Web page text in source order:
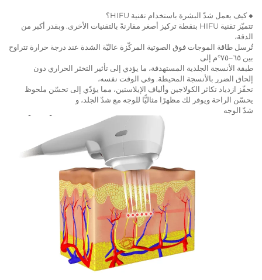
◆ كيف يعمل شدّ البشرة باستخدام تقنية HIFU؟
تتميّز تقنية HIFU بنقطة تركيز أصغر مقارنةً بالتقنيات الأخرى. وبقدر أكبر من
الدقة،
تُرسل طاقة الموجات فوق الصوتية المركّزة عاليّة الشدة عند درجة حرارة تتراوح
بين ٦٥–٧٥°م إلى
طبقة الأنسجة الجلدية المستهدفة، ما يؤدي إلى تأثير التخثر الحراري دون
إلحاق الضرر بالأنسجة المحيطة. وفي الوقت نفسه،
تحفّز ازدياد تكاثر الكولاجين وألياف الإيلاستين، مما يؤدّي إلى تحسّن ملحوظ
يحسّن الراحة ويوفر لك مظهرًا مثاليًّا للوجه مع شدّ الجلد، و
شدّ الوجه